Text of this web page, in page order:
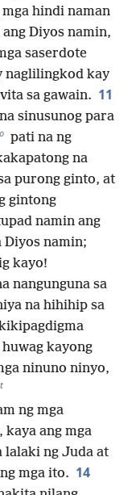
hindi naman
Diyos namin,
saserdote
naglilingkod kay
sa gawain. 11
sinusunog para
o pati na ng
na
purong ginto, at
gintong
namin ang
Diyos namin;
kayo!
nangunguna sa
na hihihip sa
kayong
ninuno ninyo,
t
ng mga
kaya ang mga
lalaki ng Juda at
mga ito. 14